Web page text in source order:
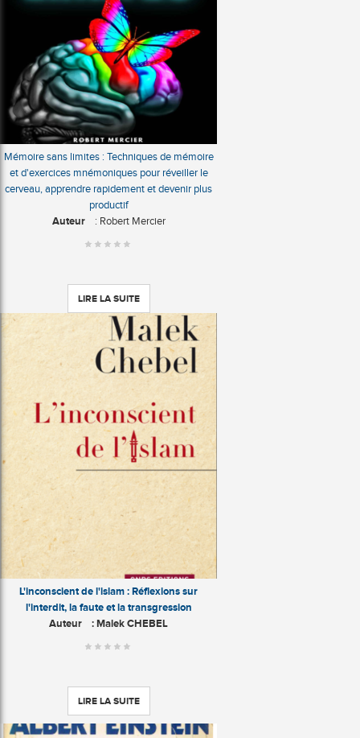
Mémoire sans limites : Techniques de mémoire
et d'exercices mnémoniques pour réveiller le
cerveau, apprendre rapidement et devenir plus
productif
Auteur: Robert Mercier
LIRE LA SUITE
L'inconscient de l'islam : Réflexions sur
l'interdit, la faute et la transgression
Auteur : Malek CHEBEL
LIRE LA SUITE